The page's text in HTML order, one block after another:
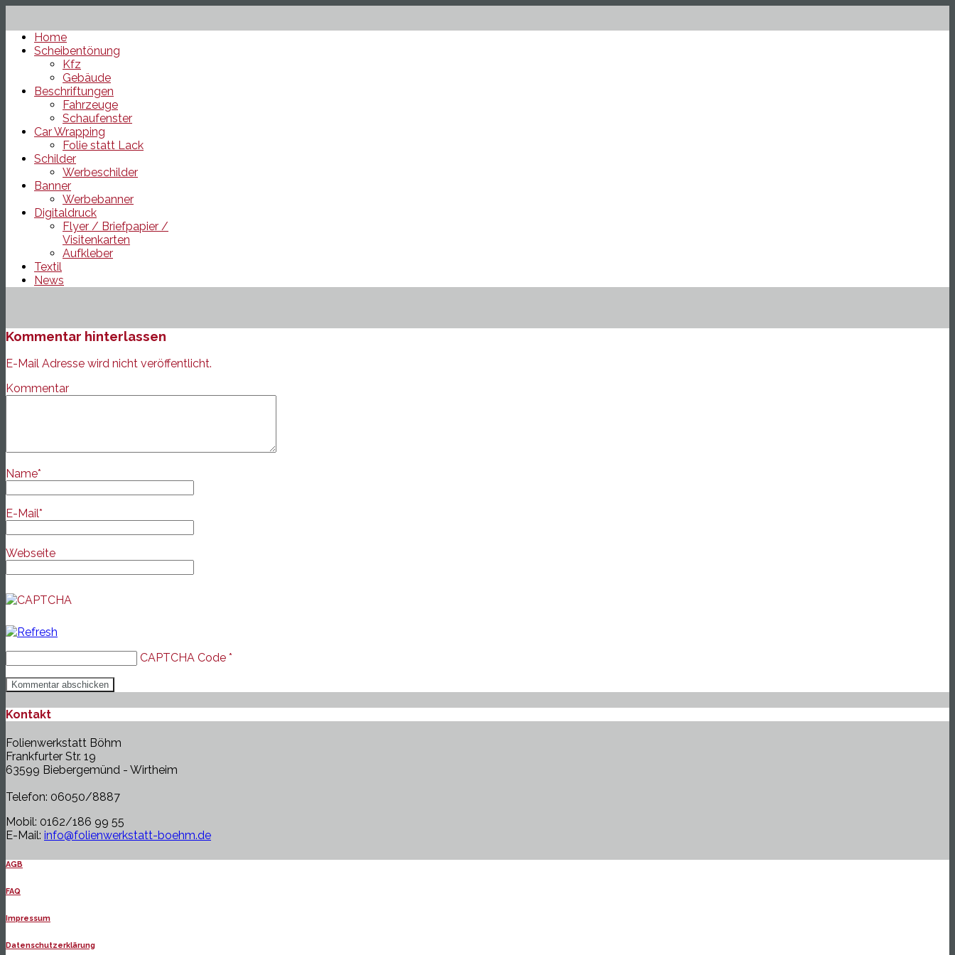
Home
Scheibentönung
Kfz
Gebäude
Beschriftungen
Fahrzeuge
Schaufenster
Car Wrapping
Folie statt Lack
Schilder
Werbeschilder
Banner
Werbebanner
Digitaldruck
Flyer / Briefpapier /
Visitenkarten
Aufkleber
Textil
News
Kommentar hinterlassen
E-Mail Adresse wird nicht veröffentlicht.
Kommentar
Name*
E-Mail*
Webseite
CAPTCHA Code *
Kontakt
Folienwerkstatt Böhm
Frankfurter Str. 19
63599 Biebergemünd - Wirtheim
Telefon: 06050/8887
Mobil: 0162/186 99 55
E-Mail: info@folienwerkstatt-boehm.de
AGB
FAQ
Impressum
Datenschutzerklärung